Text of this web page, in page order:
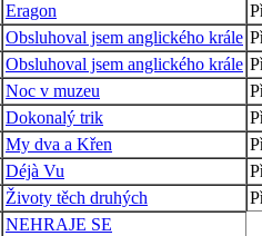
Eragon
Obsluhoval jsem anglického krále
Obsluhoval jsem anglického krále
Noc v muzeu
Dokonalý trik
My dva a Křen
Déjà Vu
Životy těch druhých
NEHRAJE SE